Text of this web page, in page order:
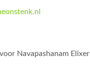
Navapashanam Elixer